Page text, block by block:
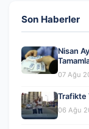
Son Haberler
Nisan
07 Ağu
Trafikte
06 Ağu